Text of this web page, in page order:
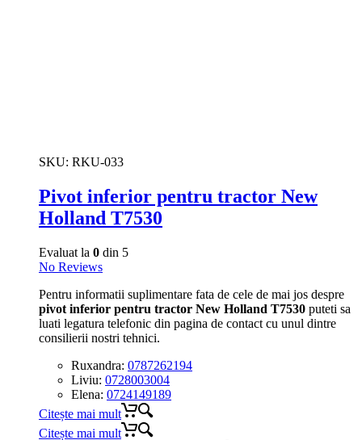
SKU: RKU-033
Pivot inferior pentru tractor New
Holland T7530
Evaluat la 0 din 5
No Reviews
Pentru informatii suplimentare fata de cele de mai jos despre
pivot inferior pentru tractor New Holland T7530 puteti sa
luati legatura telefonic din pagina de contact cu unul dintre
consilierii nostri tehnici.
Ruxandra: 0787262194
Liviu: 0728003004
Elena: 0724149189
Citește mai mult
Citește mai mult